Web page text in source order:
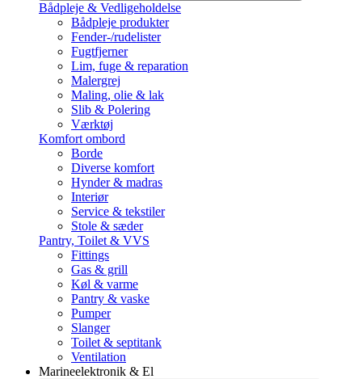
Bådpleje & Vedligeholdelse
Bådpleje produkter
Fender-/rudelister
Fugtfjerner
Lim, fuge & reparation
Malergrej
Maling, olie & lak
Slib & Polering
Værktøj
Komfort ombord
Borde
Diverse komfort
Hynder & madras
Interiør
Service & tekstiler
Stole & sæder
Pantry, Toilet & VVS
Fittings
Gas & grill
Køl & varme
Pantry & vaske
Pumper
Slanger
Toilet & septitank
Ventilation
Marineelektronik & El